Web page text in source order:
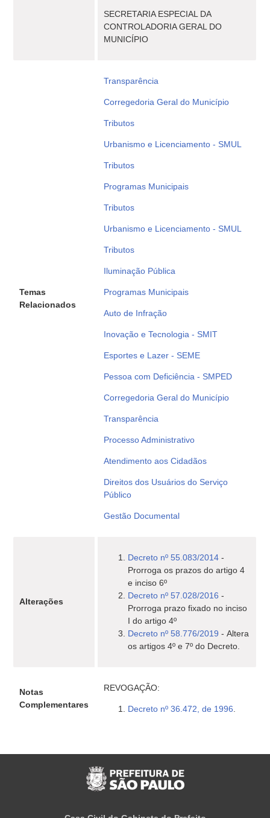
SECRETARIA ESPECIAL DA
CONTROLADORIA GERAL DO
MUNICÍPIO
Temas
Relacionados
Transparência
Corregedoria Geral do Município
Tributos
Urbanismo e Licenciamento - SMUL
Tributos
Programas Municipais
Tributos
Urbanismo e Licenciamento - SMUL
Tributos
Iluminação Pública
Programas Municipais
Auto de Infração
Inovação e Tecnologia - SMIT
Esportes e Lazer - SEME
Pessoa com Deficiência - SMPED
Corregedoria Geral do Município
Transparência
Processo Administrativo
Atendimento aos Cidadãos
Direitos dos Usuários do Serviço
Público
Gestão Documental
Alterações
Decreto nº 55.083/2014 -
Prorroga os prazos do artigo 4
e inciso 6º
Decreto nº 57.028/2016 -
Prorroga prazo fixado no inciso
I do artigo 4º
Decreto nº 58.776/2019 - Altera
os artigos 4º e 7º do Decreto.
Notas
Complementares
REVOGAÇÃO:
Decreto nº 36.472, de 1996